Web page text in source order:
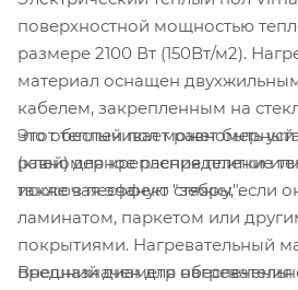
поверхностной мощностью
размере 2100 Вт (150Вт/м2).
материал оснащен
кабелем, закрепленным на
что обеспечивает
равномерное распределение
исключая эффект "зебры".
Этот теплый пол может быть
(клей) для крепления плитки
также в песчаную стяжку, если
ламинатом, паркетом или
покрытиями. Нагревательный
предназначен для
Внешний диаметр